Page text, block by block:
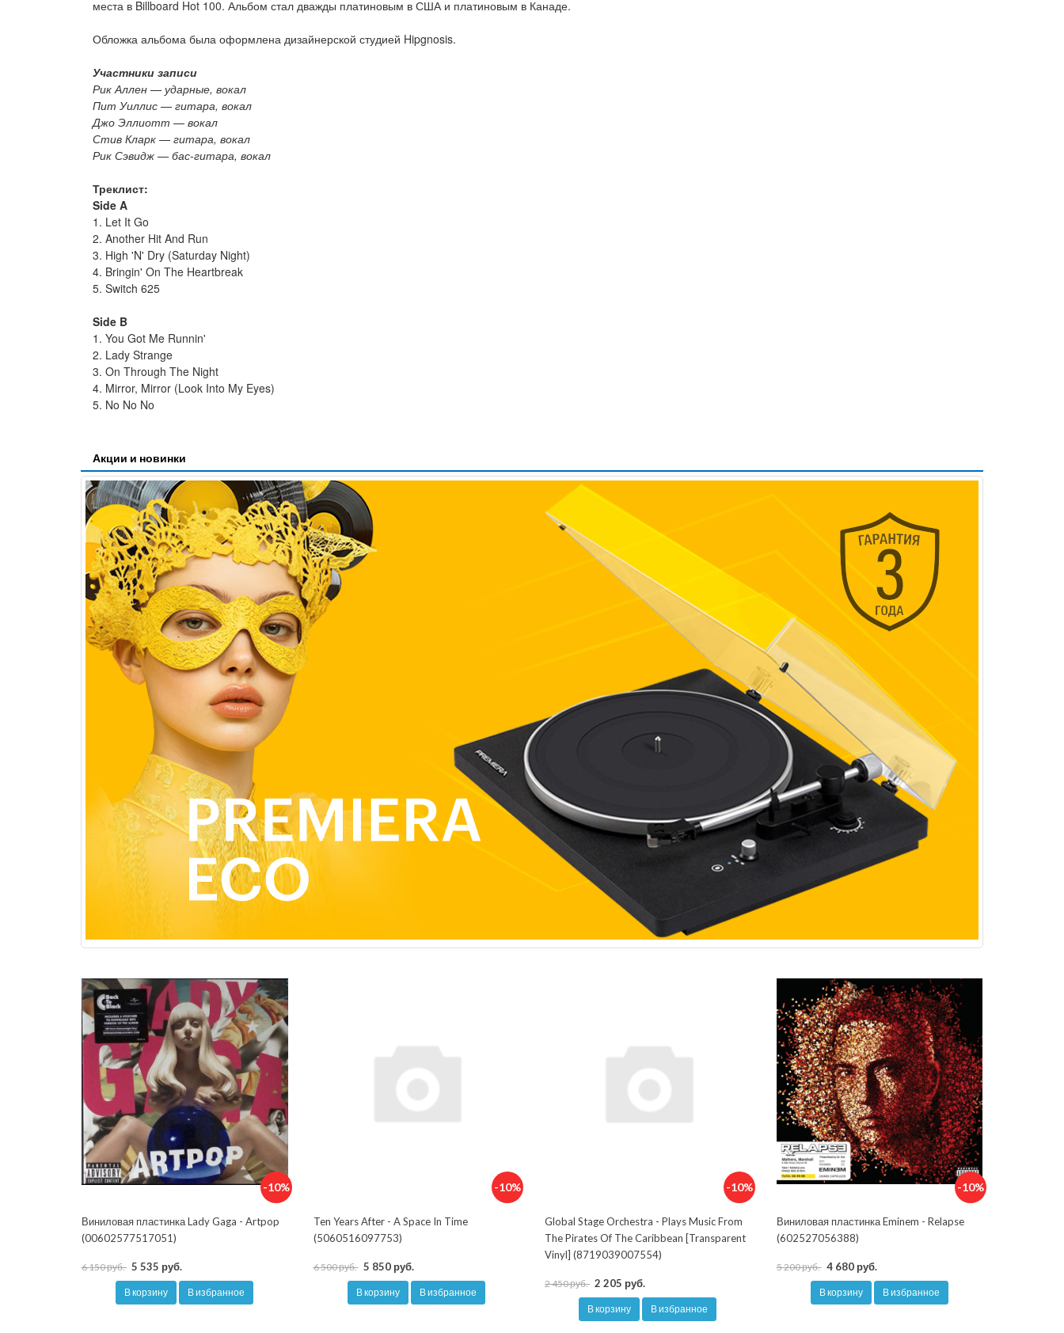
места в Billboard Hot 100. Альбом стал дважды платиновым в США и платиновым в Канаде.
Обложка альбома была оформлена дизайнерской студией Hipgnosis.
Участники записи
Рик Аллен — ударные, вокал
Пит Уиллис — гитара, вокал
Джо Эллиотт — вокал
Стив Кларк — гитара, вокал
Рик Сэвидж — бас-гитара, вокал
Треклист:
Side A
1. Let It Go
2. Another Hit And Run
3. High 'N' Dry (Saturday Night)
4. Bringin' On The Heartbreak
5. Switch 625
Side B
1. You Got Me Runnin'
2. Lady Strange
3. On Through The Night
4. Mirror, Mirror (Look Into My Eyes)
5. No No No
Акции и новинки
-10%
Виниловая пластинка Lady Gaga - Artpop
(00602577517051)
6 150 руб. 5 535 руб.
В корзину В избранное
-10%
Ten Years After - A Space In Time
(5060516097753)
6 500 руб. 5 850 руб.
В корзину В избранное
-10%
Global Stage Orchestra - Plays Music From
The Pirates Of The Caribbean [Transparent
Vinyl] (8719039007554)
2 450 руб. 2 205 руб.
В корзину В избранное
-10%
Виниловая пластинка Eminem - Relapse
(602527056388)
5 200 руб. 4 680 руб.
В корзину В избранное